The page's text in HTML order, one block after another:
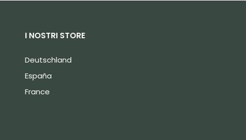
I NOSTRI STORE
Deutschland
España
France